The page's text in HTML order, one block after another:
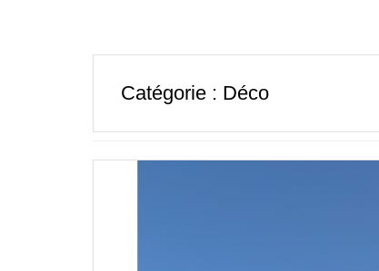
Catégorie : Déco